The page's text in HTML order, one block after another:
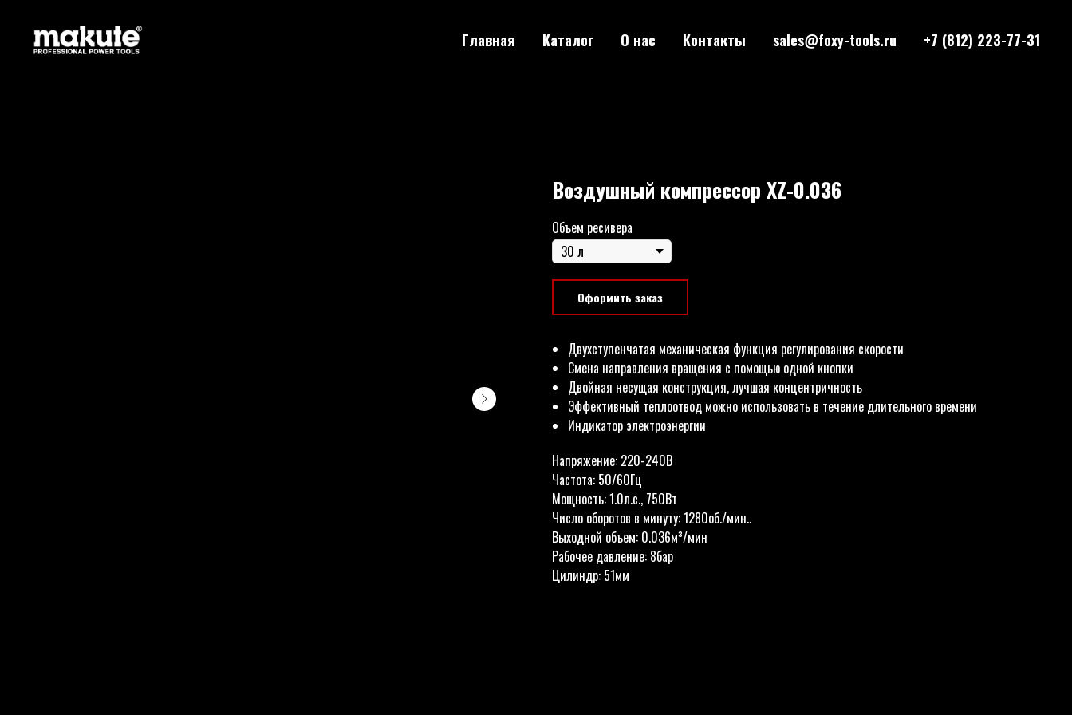
Главная Каталог О нас Контакты sales@foxy-tools.ru +7 (812) 223-77-31
Воздушный компрессор XZ-0.036
Объем ресивера
Оформить заказ
Двухступенчатая механическая функция регулирования скорости
Смена направления вращения с помощью одной кнопки
Двойная несущая конструкция, лучшая концентричность
Эффективный теплоотвод можно использовать в течение длительного времени
Индикатор электроэнергии
Напряжение: 220-240В
Частота: 50/60Гц
Мощность: 1.0л.с., 750Вт
Число оборотов в минуту: 1280об./мин..
Выходной объем: 0.036м³/мин
Рабочее давление: 8бар
Цилиндр: 51мм